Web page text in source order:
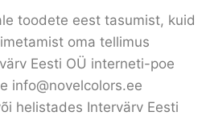
toodete eest tasumist, kuid
oma tellimus
Eesti OÜ interneti-poe
info@novelcolors.ee
helistades Intervärv Eesti